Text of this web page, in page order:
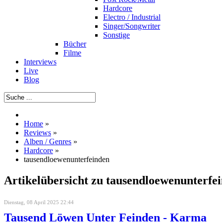
Hardcore
Electro / Industrial
Singer/Songwriter
Sonstige
Bücher
Filme
Interviews
Live
Blog
Home »
Reviews »
Alben / Genres »
Hardcore »
tausendloewenunterfeinden
Artikelübersicht zu
Dienstag, 08 April 2025 22:44
Tausend Löwen Unter Feinden - Karma